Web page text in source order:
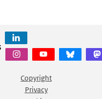
Copyright
Privacy